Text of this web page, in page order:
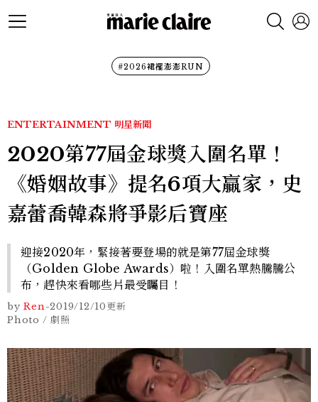
#2026裙襬澎澎RUN
ENTERTAINMENT 明星新聞
2020第77屆金球獎入圍名單！
《婚姻故事》提名6項大贏家，史
嘉蕾喬韓森將爭影后寶座
迎接2020年，緊接著要登場的就是第77屆金球獎
（Golden Globe Awards）啦！入圍名單熱騰騰公
布，趕快來看哪些片最受矚目！
by Ren-2019/12/10更新
Photo / 劇照